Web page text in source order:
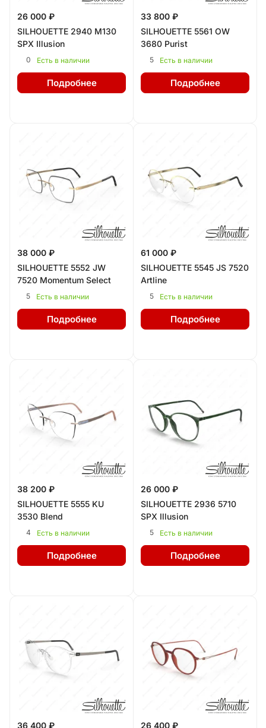
26 000 ₽
SILHOUETTE 2940 M130
SPX Illusion
0 Есть в наличии
Подробнее
33 800 ₽
SILHOUETTE 5561 OW
3680 Purist
5 Есть в наличии
Подробнее
38 000 ₽
SILHOUETTE 5552 JW
7520 Momentum Select
5 Есть в наличии
Подробнее
61 000 ₽
SILHOUETTE 5545 JS 7520
Artline
5 Есть в наличии
Подробнее
38 200 ₽
SILHOUETTE 5555 KU
3530 Blend
4 Есть в наличии
Подробнее
26 000 ₽
SILHOUETTE 2936 5710
SPX Illusion
5 Есть в наличии
Подробнее
36 400 ₽ 26 400 ₽